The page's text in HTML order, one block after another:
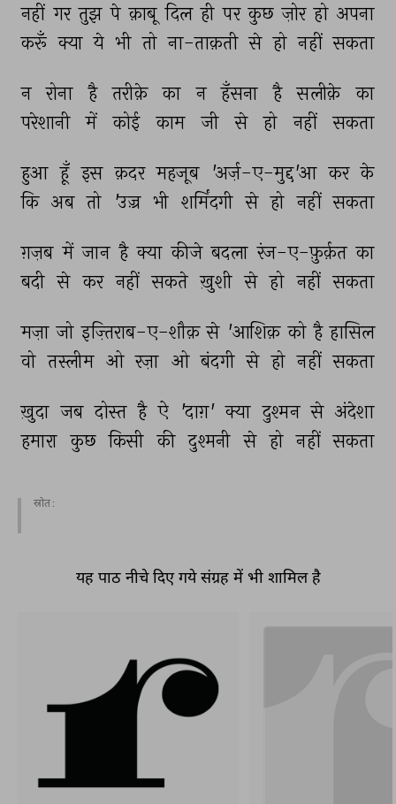
नहीं गर तुझ पे क़ाबू दिल ही पर कुछ ज़ोर हो अपना
करूँ क्या ये भी तो ना-ताक़ती से हो नहीं सकता
न रोना है तरीक़े का न हँसना है सलीक़े
का
परेशानी
में कोई काम जी से हो नहीं सकता
हुआ हूँ इस क़दर महजूब 'अर्ज़-ए-मुद्द'आ कर के
कि अब तो 'उज़्र भी शर्मिंदगी से हो नहीं सकता
ग़ज़ब में जान है क्या कीजे बदला रंज-ए-फ़ुर्क़त का
बदी से कर नहीं सकते ख़ुशी से हो नहीं सकता
मज़ा जो इज़्तिराब-ए-शौक़ से 'आशिक़ को है हासिल
वो तस्लीम ओ रज़ा ओ बंदगी से हो नहीं सकता
ख़ुदा जब दोस्त है ऐ 'दाग़' क्या दुश्मन से अंदेशा
हमारा कुछ किसी की दुश्मनी से हो नहीं सकता
स्रोत :
यह पाठ नीचे दिए गये संग्रह में भी शामिल है